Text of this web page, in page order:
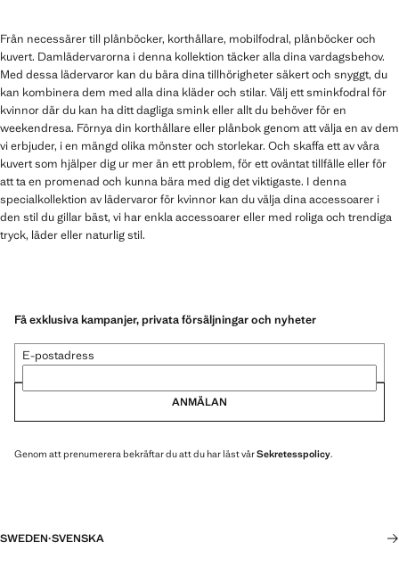
Från necessärer till plånböcker, korthållare, mobilfodral, plånböcker och
kuvert. Damlädervarorna i denna kollektion täcker alla dina vardagsbehov.
Med dessa lädervaror kan du bära dina tillhörigheter säkert och snyggt, du
kan kombinera dem med alla dina kläder och stilar. Välj ett sminkfodral för
kvinnor där du kan ha ditt dagliga smink eller allt du behöver för en
weekendresa. Förnya din korthållare eller plånbok genom att välja en av dem
vi erbjuder, i en mängd olika mönster och storlekar. Och skaffa ett av våra
kuvert som hjälper dig ur mer än ett problem, för ett oväntat tillfälle eller för
att ta en promenad och kunna bära med dig det viktigaste. I denna
specialkollektion av lädervaror för kvinnor kan du välja dina accessoarer i
den stil du gillar bäst, vi har enkla accessoarer eller med roliga och trendiga
tryck, läder eller naturlig stil.
Få exklusiva kampanjer, privata försäljningar och nyheter
E-postadress
ANMÄLAN
Genom att prenumerera bekräftar du att du har läst vårSekretesspolicy.
SWEDEN·SVENSKA